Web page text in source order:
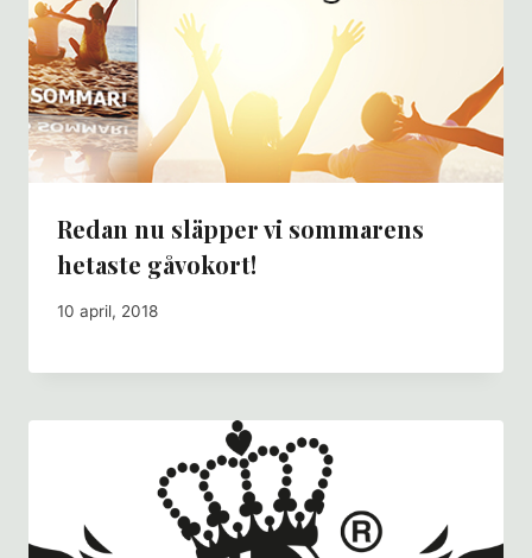
Redan nu släpper vi sommarens
hetaste gåvokort!
10 april, 2018